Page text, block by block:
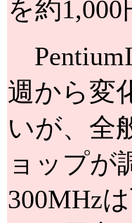
を約
週から変
いが、全
ョップが
300MHz